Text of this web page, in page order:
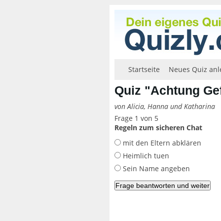
Startseite Neues Quiz
Quiz "Achtung
von Alicia, Hanna und Katharina
Frage 1 von 5
Regeln zum sicheren Chat
mit den Eltern abklären
Heimlich tuen
Sein Name angeben